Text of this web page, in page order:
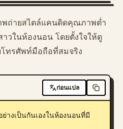
พถ่ายสไตล์แคนดิดคุณภาพต่ำ
วในห้องนอน โดยตั้งใจให้ดู
ทรศัพท์มือถือที่สมจริง
ก่อนแปล
างเป็นกันเองในห้องนอนที่มี